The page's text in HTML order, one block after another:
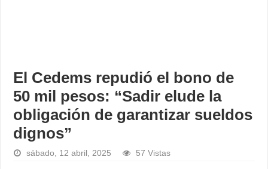
El Cedems repudió el bono de
50 mil pesos: “Sadir elude la
obligación de garantizar sueldos
dignos”
sábado, 12 abril, 2025 57 Vistas